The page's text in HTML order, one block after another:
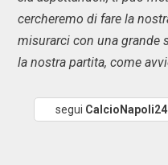
cercheremo di fare la
misurarci con una grande
la nostra partita, come
segui